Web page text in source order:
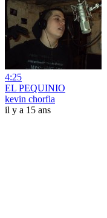
4:25
EL PEQUINIO
kevin chorfia
il y a 15 ans